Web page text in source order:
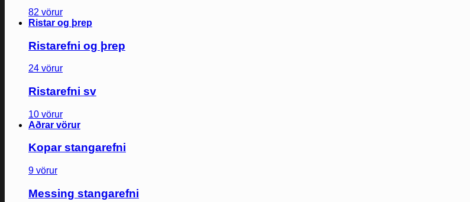
82 vörur
Ristar og þrep
Ristarefni og þrep
24 vörur
Ristarefni sv
10 vörur
Aðrar vörur
Kopar stangarefni
9 vörur
Messing stangarefni